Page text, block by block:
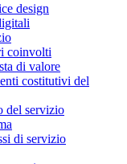
design
coinvolti
di valore
costitutivi del
del servizio
di servizio